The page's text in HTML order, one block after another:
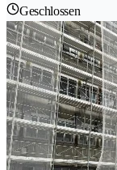
Geschlossen